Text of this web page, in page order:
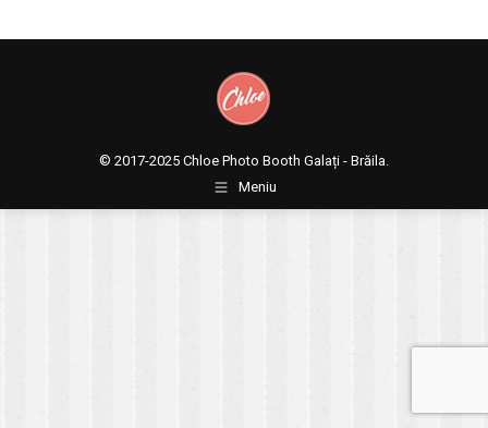
© 2017-2025 Chloe Photo Booth Galați - Brăila.
Meniu